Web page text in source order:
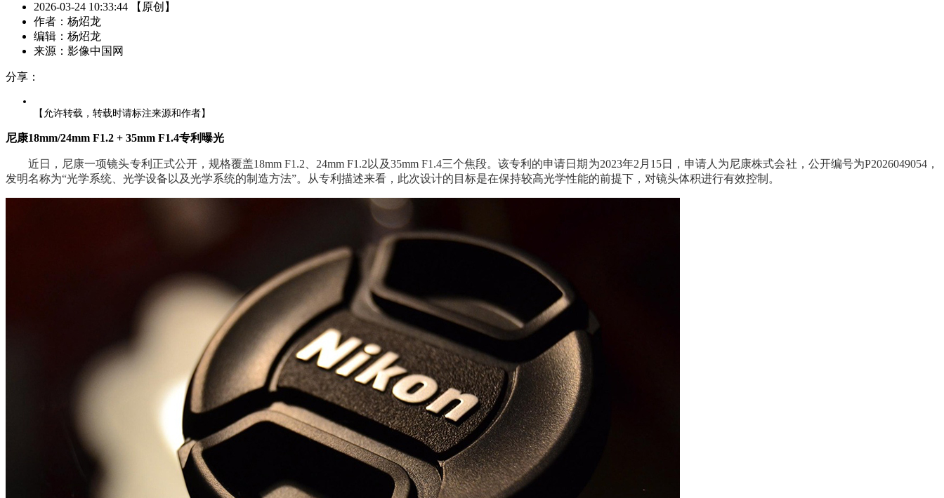
2026-03-24 10:33:44 【原创】
作者：杨炤龙
编辑：杨炤龙
来源：影像中国网
分享：
【允许转载，转载时请标注来源和作者】
尼康18mm/24mm F1.2 + 35mm F1.4专利曝光
近日，尼康一项镜头专利正式公开，规格覆盖18mm F1.2、24mm F1.2以及35mm F1.4三个焦段。该专利的申请日期为2023年2月15日，申请人为尼康株式会社，公开编号为P2026049054，
发明名称为“光学系统、光学设备以及光学系统的制造方法”。从专利描述来看，此次设计的目标是在保持较高光学性能的前提下，对镜头体积进行有效控制。